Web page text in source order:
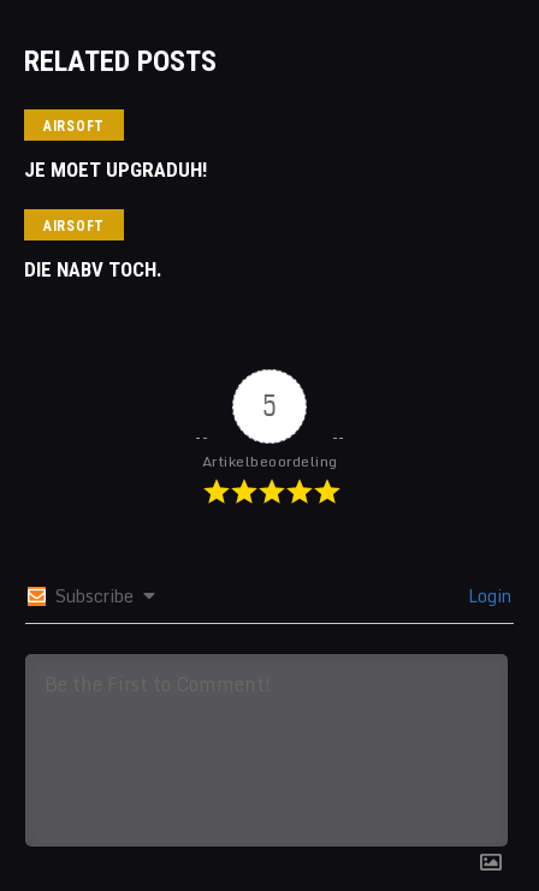
RELATED POSTS
AIRSOFT
JE MOET UPGRADUH!
AIRSOFT
DIE NABV TOCH.
5
Artikelbeoordeling
Subscribe Login